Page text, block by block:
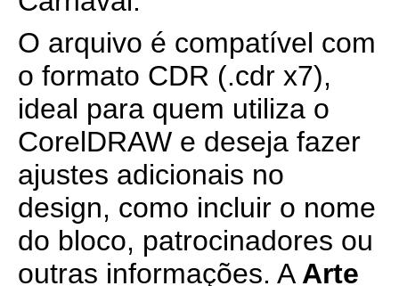
O arquivo é compatível com
o formato CDR (.cdr x7),
ideal para quem utiliza o
CorelDRAW e deseja fazer
ajustes adicionais no
design, como incluir o nome
do bloco, patrocinadores ou
outras informações. A Arte